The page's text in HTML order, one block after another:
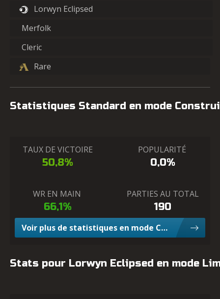
Rare
Cleric
Merfolk
Lorwyn Eclipsed
Statistiques Standard en mode
TAUX DE VICTOIRE
50,8%
POPULARITÉ
0,0%
WR EN MAIN
66,1%
PARTIES AU TOTAL
190
Voir plus de statistiques en mode Construit
Stats pour Lorwyn Eclipsed en mode